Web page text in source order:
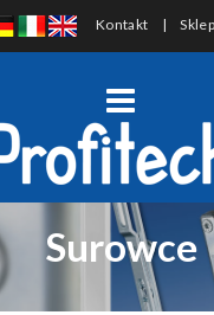
Kontakt |
Surowce